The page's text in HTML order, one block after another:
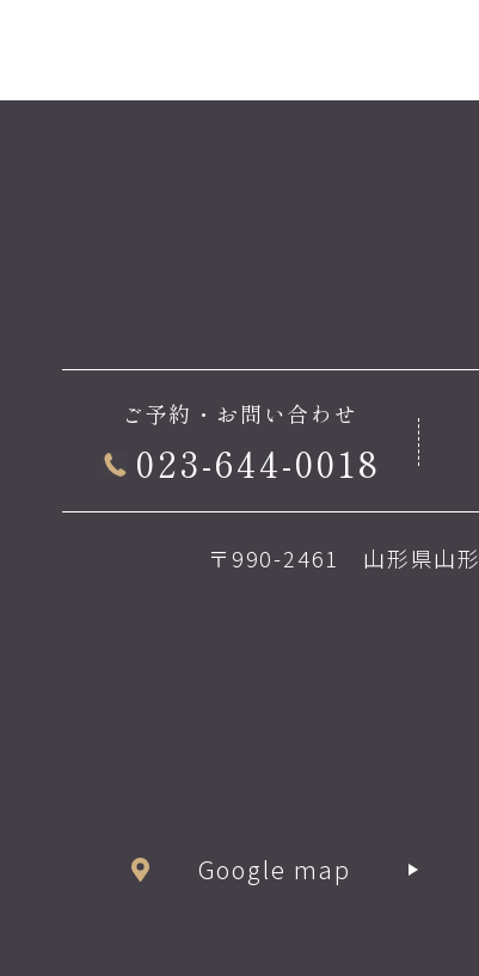
ご予約・お問い合わせ
023-644-0018
〒990-2461 山形県山
Google map